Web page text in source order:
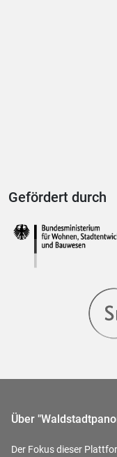
Gefördert durch
Über
Der Fokus dieser